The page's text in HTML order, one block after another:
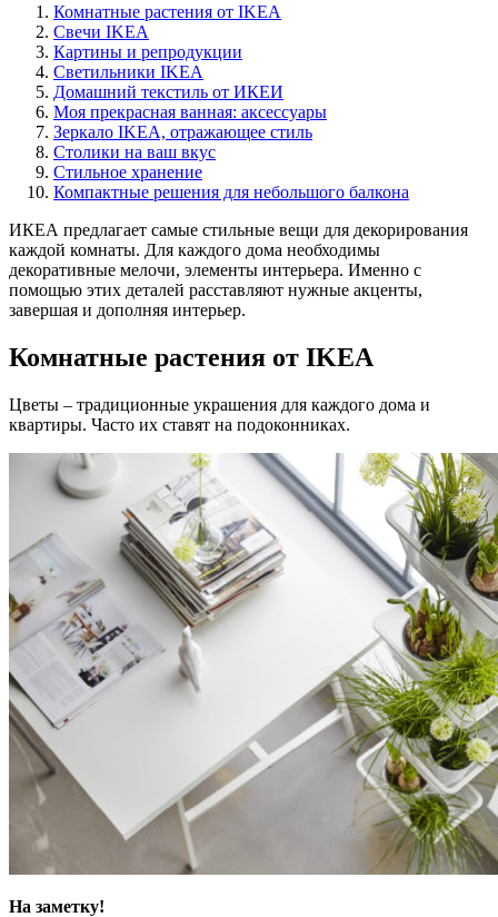
Комнатные растения от IKEA
Свечи IKEA
Картины и репродукции
Светильники IKEA
Домашний текстиль от ИКЕИ
Моя прекрасная ванная: аксессуары
Зеркало IKEA, отражающее стиль
Столики на ваш вкус
Стильное хранение
Компактные решения для небольшого балкона
ИКЕА предлагает самые стильные вещи для декорирования
каждой комнаты. Для каждого дома необходимы
декоративные мелочи, элементы интерьера. Именно с
помощью этих деталей расставляют нужные акценты,
завершая и дополняя интерьер.
Комнатные растения от IKEA
Цветы – традиционные украшения для каждого дома и
квартиры. Часто их ставят на подоконниках.
На заметку!